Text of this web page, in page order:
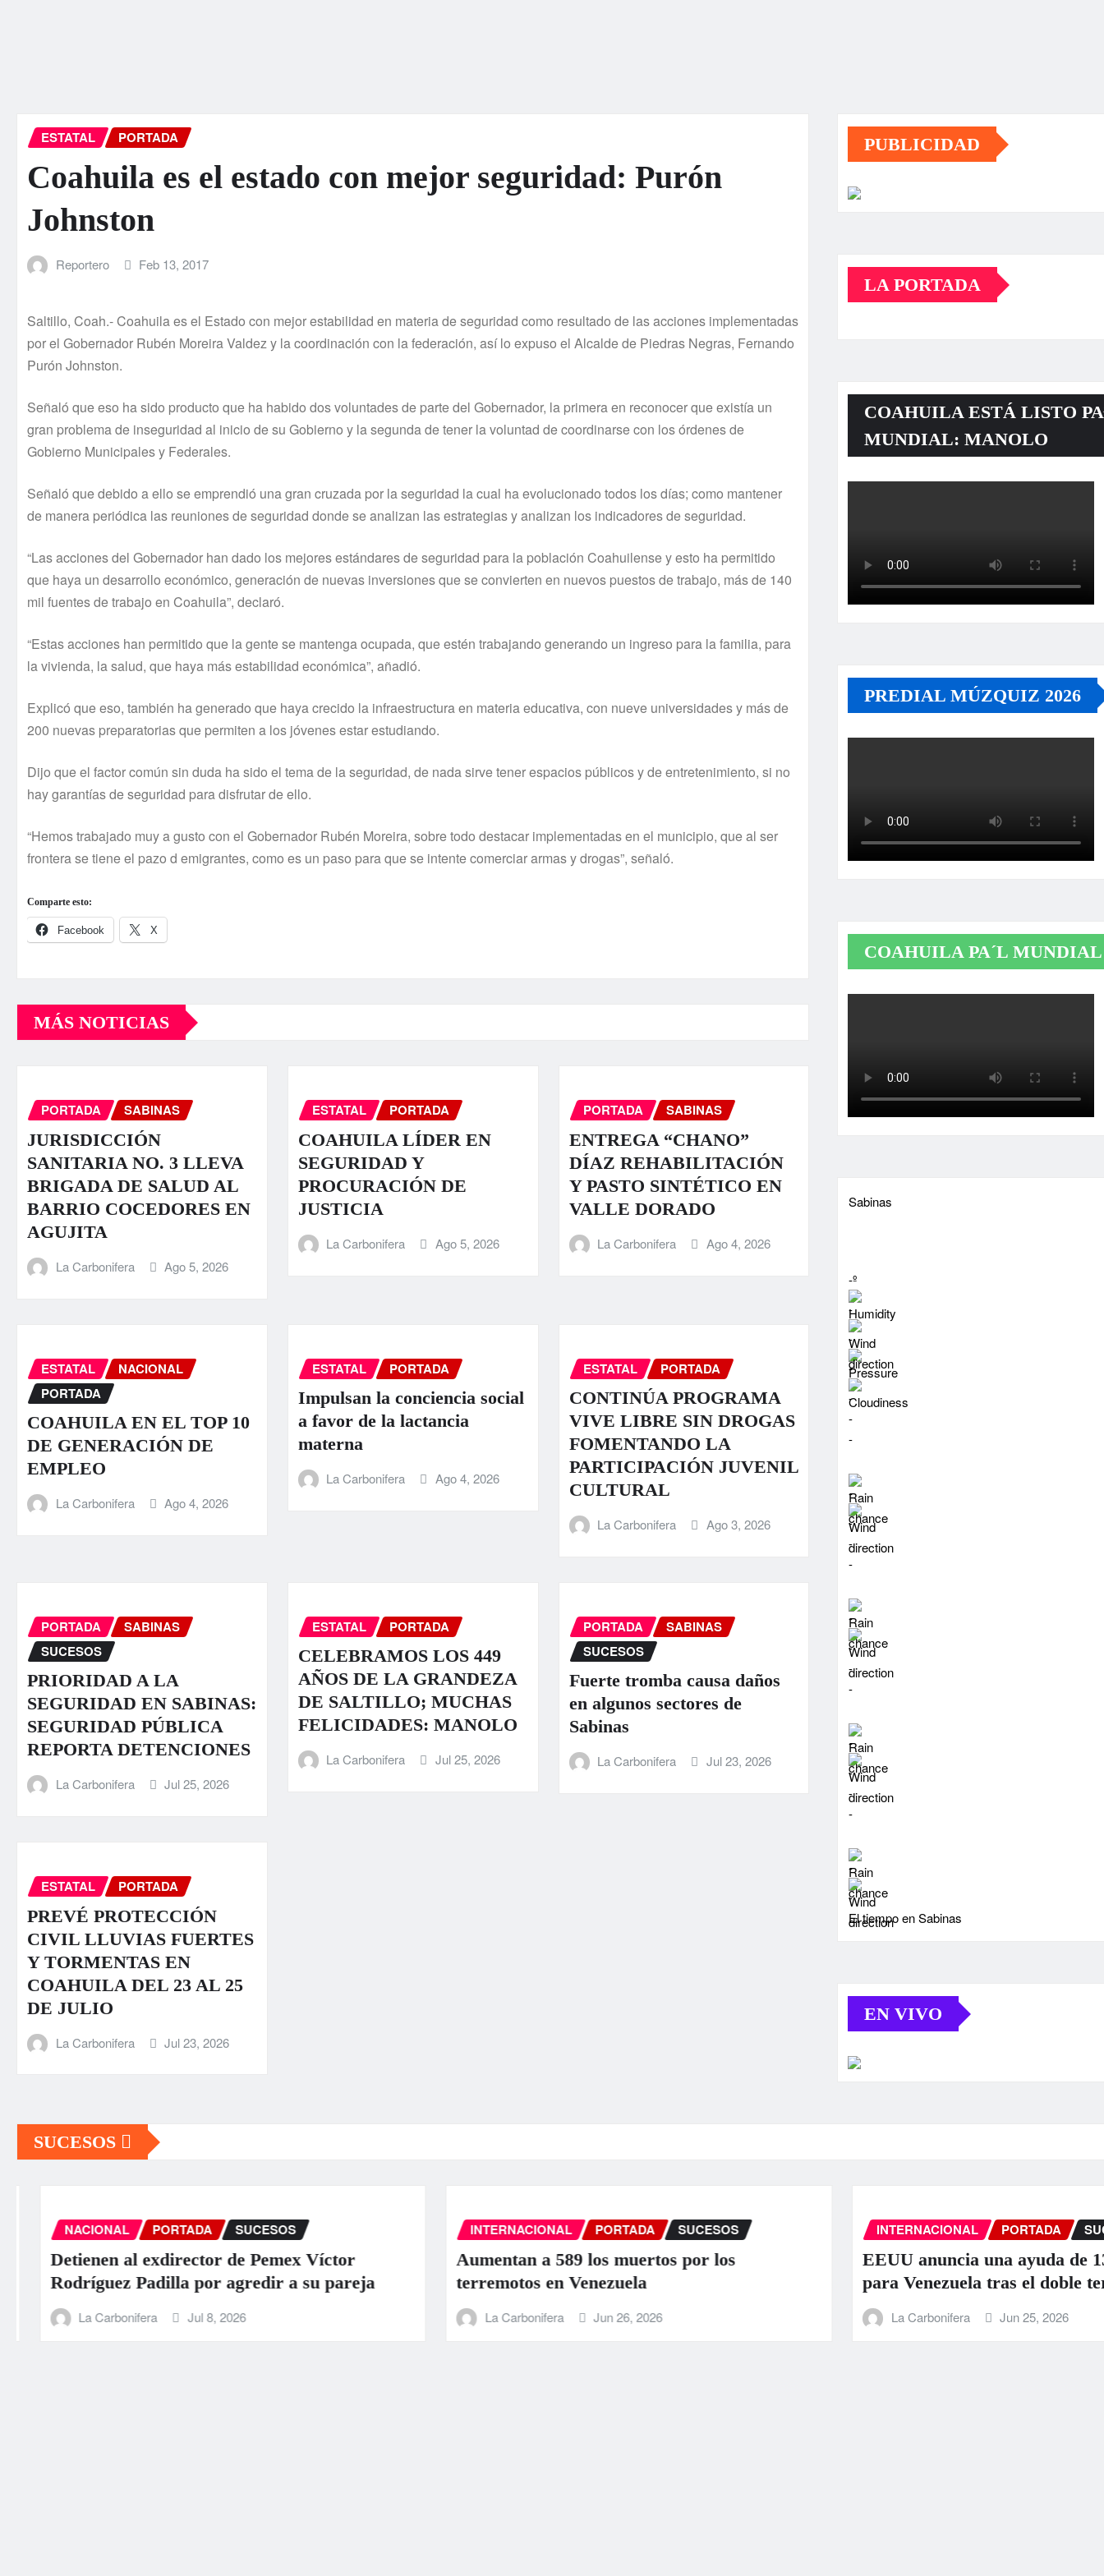
ESTATAL PORTADA
Coahuila es el estado con mejor seguridad: Purón
Johnston
Reportero Feb 13, 2017
Saltillo, Coah.- Coahuila es el Estado con mejor estabilidad en materia de seguridad como resultado de las acciones implementadas
por el Gobernador Rubén Moreira Valdez y la coordinación con la federación, así lo expuso el Alcalde de Piedras Negras, Fernando
Purón Johnston.
Señaló que eso ha sido producto que ha habido dos voluntades de parte del Gobernador, la primera en reconocer que existía un
gran problema de inseguridad al inicio de su Gobierno y la segunda de tener la voluntad de coordinarse con los órdenes de
Gobierno Municipales y Federales.
Señaló que debido a ello se emprendió una gran cruzada por la seguridad la cual ha evolucionado todos los días; como mantener
de manera periódica las reuniones de seguridad donde se analizan las estrategias y analizan los indicadores de seguridad.
“Las acciones del Gobernador han dado los mejores estándares de seguridad para la población Coahuilense y esto ha permitido
que haya un desarrollo económico, generación de nuevas inversiones que se convierten en nuevos puestos de trabajo, más de 140
mil fuentes de trabajo en Coahuila”, declaró.
“Estas acciones han permitido que la gente se mantenga ocupada, que estén trabajando generando un ingreso para la familia, para
la vivienda, la salud, que haya más estabilidad económica”, añadió.
Explicó que eso, también ha generado que haya crecido la infraestructura en materia educativa, con nueve universidades y más de
200 nuevas preparatorias que permiten a los jóvenes estar estudiando.
Dijo que el factor común sin duda ha sido el tema de la seguridad, de nada sirve tener espacios públicos y de entretenimiento, si no
hay garantías de seguridad para disfrutar de ello.
“Hemos trabajado muy a gusto con el Gobernador Rubén Moreira, sobre todo destacar implementadas en el municipio, que al ser
frontera se tiene el pazo d emigrantes, como es un paso para que se intente comerciar armas y drogas”, señaló.
Comparte esto:
Facebook X
MÁS NOTICIAS
PORTADA SABINAS
JURISDICCIÓN
SANITARIA NO. 3 LLEVA
BRIGADA DE SALUD AL
BARRIO COCEDORES EN
AGUJITA
La Carbonifera Ago 5, 2026
ESTATAL PORTADA
COAHUILA LÍDER EN
SEGURIDAD Y
PROCURACIÓN DE
JUSTICIA
La Carbonifera Ago 5, 2026
PORTADA SABINAS
ENTREGA “CHANO”
DÍAZ REHABILITACIÓN
Y PASTO SINTÉTICO EN
VALLE DORADO
La Carbonifera Ago 4, 2026
ESTATAL
NACIONAL
PORTADA
COAHUILA EN EL TOP 10
DE GENERACIÓN DE
EMPLEO
La Carbonifera Ago 4, 2026
ESTATAL PORTADA
Impulsan la conciencia social
a favor de la lactancia
materna
La Carbonifera Ago 4, 2026
ESTATAL PORTADA
CONTINÚA PROGRAMA
VIVE LIBRE SIN DROGAS
FOMENTANDO LA
PARTICIPACIÓN JUVENIL
CULTURAL
La Carbonifera Ago 3, 2026
PORTADA
SABINAS
SUCESOS
PRIORIDAD A LA
SEGURIDAD EN SABINAS:
SEGURIDAD PÚBLICA
REPORTA DETENCIONES
La Carbonifera Jul 25, 2026
ESTATAL PORTADA
CELEBRAMOS LOS 449
AÑOS DE LA GRANDEZA
DE SALTILLO; MUCHAS
FELICIDADES: MANOLO
La Carbonifera Jul 25, 2026
PORTADA
SABINAS
SUCESOS
Fuerte tromba causa daños
en algunos sectores de
Sabinas
La Carbonifera Jul 23, 2026
ESTATAL PORTADA
PREVÉ PROTECCIÓN
CIVIL LLUVIAS FUERTES
Y TORMENTAS EN
COAHUILA DEL 23 AL 25
DE JULIO
La Carbonifera Jul 23, 2026
PUBLICIDAD
LA PORTADA
COAHUILA ESTÁ LISTO
MUNDIAL: MANOLO
PREDIAL MÚZQUIZ 2026
COAHUILA PA´L MUNDIAL
Sabinas
-º
-
-
-
-
-
-
-
-
-
-
-
-
-
-
-
-
-
-
-
-
El tiempo en Sabinas
EN VIVO
SUCESOS
NACIONAL PORTADA SUCESOS
Detienen al exdirector de Pemex Víctor
Rodríguez Padilla por agredir a su pareja
La Carbonifera Jul 8, 2026
INTERNACIONAL PORTADA SUCESOS
Aumentan a 589 los muertos por los
terremotos en Venezuela
La Carbonifera Jun 26, 2026
INTERNACIONAL PORTADA
EEUU anuncia una ayuda de
para Venezuela tras el doble
La Carbonifera Jun 25, 2026